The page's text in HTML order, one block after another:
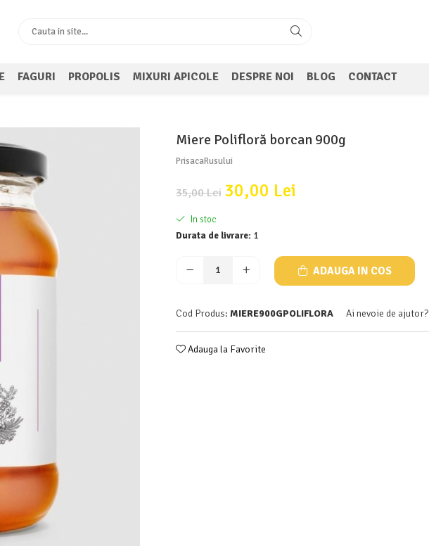
FAGURI PROPOLIS MIXURI APICOLE DESPRE NOI BLOG CONTACT
Miere Polifloră borcan 900g
PrisacaRusului
35,00 Lei 30,00 Lei
In stoc
Durata de livrare: 1
ADAUGA IN COS
Cod Produs: MIERE900GPOLIFLORA Ai nevoie de ajutor?
Adauga la Favorite